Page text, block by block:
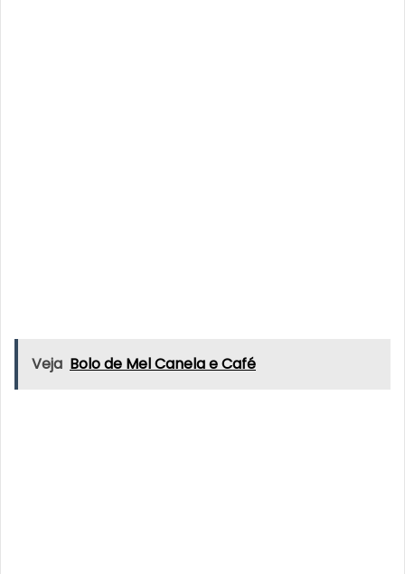
Veja Bolo de Mel Canela e Café